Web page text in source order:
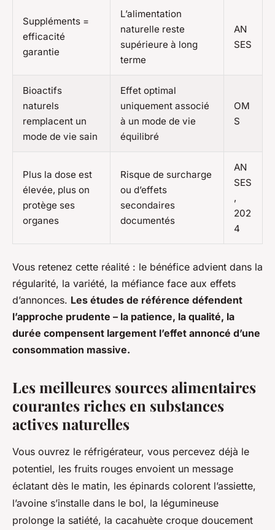
Suppléments =
efficacité
garantie
L’alimentation
naturelle reste
supérieure à long
terme
AN
SES
Bioactifs
naturels
remplacent un
mode de vie sain
Effet optimal
uniquement associé
à un mode de vie
équilibré
OM
S
Plus la dose est
élevée, plus on
protège ses
organes
Risque de surcharge
ou d’effets
secondaires
documentés
AN
SES
,
202
4
Vous retenez cette réalité : le bénéfice advient dans la
régularité, la variété, la méfiance face aux effets
d’annonces. Les études de référence défendent
l’approche prudente – la patience, la qualité, la
durée compensent largement l’effet annoncé d’une
consommation massive.
Les meilleures sources alimentaires
courantes riches en substances
actives naturelles
Vous ouvrez le réfrigérateur, vous percevez déjà le
potentiel, les fruits rouges envoient un message
éclatant dès le matin, les épinards colorent l’assiette,
l’avoine s’installe dans le bol, la légumineuse
prolonge la satiété, la cacahuète croque doucement